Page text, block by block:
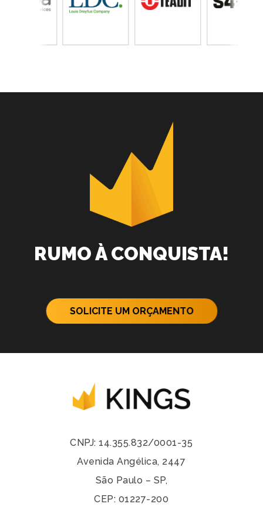
RUMO À CONQUISTA!
SOLICITE UM ORÇAMENTO
CNPJ: 14.355.832/0001-35
Avenida Angélica, 2447
São Paulo – SP,
CEP: 01227-200